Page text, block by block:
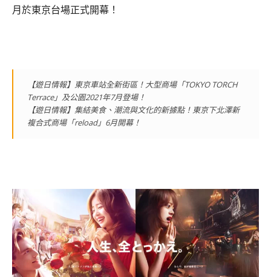
月於東京台場正式開幕！
【遊日情報】東京車站全新街區！大型商場「TOKYO TORCH
Terrace」及公園2021年7月登場！
【遊日情報】集結美食、潮流與文化的新據點！東京下北澤新
複合式商場「reload」6月開幕！